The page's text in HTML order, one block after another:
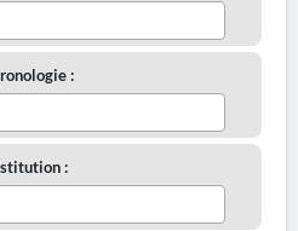
:
: